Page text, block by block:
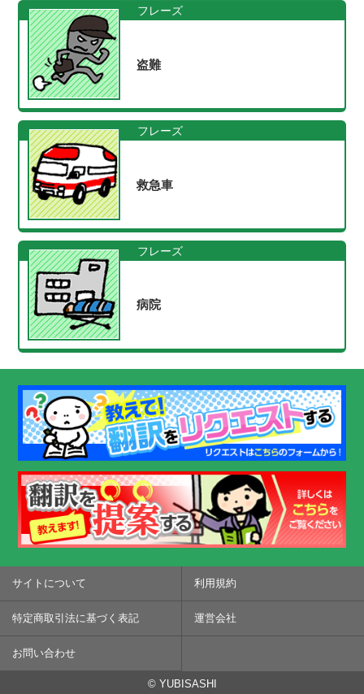
フレーズ
盗難
フレーズ
救急車
フレーズ
病院
サイトについて 利用規約
特定商取引法に基づく表記 運営会社
お問い合わせ
© YUBISASHI